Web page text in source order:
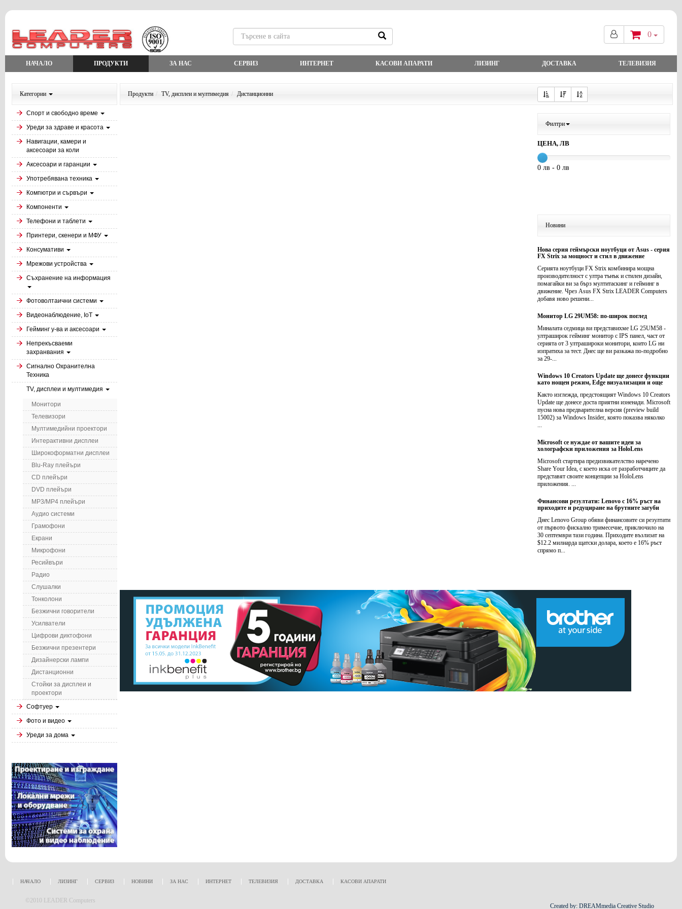
0
НАЧАЛО ПРОДУКТИ ЗА НАС СЕРВИЗ ИНТЕРНЕТ КАСОВИ АПАРАТИ ЛИЗИНГ ДОСТАВКА ТЕЛЕВИЗИЯ
Категории
Спорт и свободно време
Уреди за здраве и красота
Навигации, камери и
аксесоари за коли
Аксесоари и гаранции
Употребявана техника
Компютри и сървъри
Компоненти
Телефони и таблети
Принтери, скенери и МФУ
Консумативи
Мрежови устройства
Съхранение на информация
Фотоволтаични системи
Видеонаблюдение, IoT
Гейминг у-ва и аксесоари
Непрекъсваеми
захранвания
Сигнално Охранителна
Техника
TV, дисплеи и мултимедия
Монитори
Телевизори
Мултимедийни проектори
Интерактивни дисплеи
Широкоформатни дисплеи
Blu-Ray плейъри
CD плейъри
DVD плейъри
MP3/MP4 плейъри
Аудио системи
Грамофони
Екрани
Микрофони
Ресийвъри
Радио
Слушалки
Тонколони
Безжични говорители
Усилватели
Цифрови диктофони
Безжични презентери
Дизайнерски лампи
Дистанционни
Стойки за дисплеи и
проектори
Софтуер
Фото и видео
Уреди за дома
Филтри
ЦЕНА, ЛВ
0 лв - 0 лв
Новини
Нова серия геймърски ноутбуци от Asus - серия
FX Strix за мощност и стил в движение
Серията ноутбуци FX Strix комбинира мощна
производителност с ултра тънък и стилен дизайн,
помагайки ви за бърз мултитаскинг и гейминг в
движение. Чрез Asus FX Strix LEADER Computers
добавя ново решени...
Монитор LG 29UM58: по-широк поглед
Миналата седмица ви представихме LG 25UM58 -
ултраширок гейминг монитор с IPS панел, част от
серията от 3 ултрашироки монитори, които LG ни
изпратиха за тест. Днес ще ви разкажа по-подробно
за 29-...
Windows 10 Creators Update ще донесе функции
като нощен режим, Edge визуализации и още
Както изглежда, предстоящият Windows 10 Creators
Update ще донесе доста приятни изненади. Microsoft
пусна нова предварителна версия (preview build
15002) за Windows Insider, която показва няколко
Microsoft се нуждае от вашите идеи за
холографски приложения за HoloLens
Microsoft стартира предизвикателство наречено
Share Your Idea, с което иска от разработчиците да
представят своите концепции за HoloLens
приложения. ...
Финансови резултати: Lenovo с 16% ръст на
приходите и редуциране на брутните загуби
Днес Lenovo Group обяви финансовите си резултати
от първото фискално тримесечие, приключило на
30 септември тази година. Приходите възлизат на
$12.2 милиарда щатски долара, което е 16% ръст
спрямо п...
Продукти TV, дисплеи и мултимедия Дистанционни
НАЧАЛО ЛИЗИНГ СЕРВИЗ НОВИНИ ЗА НАС ИНТЕРНЕТ ТЕЛЕВИЗИЯ ДОСТАВКА КАСОВИ АПАРАТИ
Created by: DREAMmedia Creative Studio
©2010 LEADER Computers